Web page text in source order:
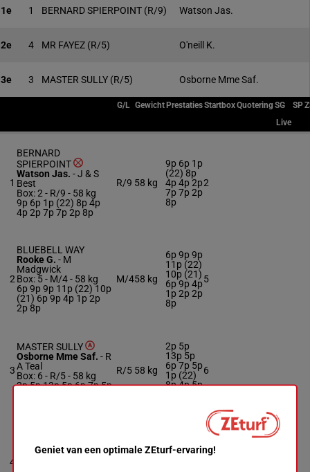
1e 1 BERNARD SPIERPOINT (R/9) Watson Jas.
2e 4 MR FAYEZ (R/5) O'neill K.
3e 3 MASTER SULLY (R/5) Osborne Mme Saf.
G/L Gewicht PrestatiesStartboxQuoteringSG SP
Live
1
BERNARD
SPIERPOINT
Watson Jas. -J & S
Best
Box: 2 - R/9 - 58 kg
9p 6p 1p (22) 8p 4p
4p 2p 7p 7p 2p 8p
R/9 58 kg
9p 6p 1p
(22) 8p
4p 4p 2p
7p 7p 2p
8p
2
2
BLUEBELL WAY
Rooke G. - M
Madgwick
Box: 5 - M/4 - 58 kg
6p 9p 9p 11p (22) 10p
(21) 6p 9p 4p 1p 2p
2p 8p
M/458 kg
6p 9p 9p
11p (22)
10p (21)
6p 9p 4p
1p 2p 2p
8p
5
3
MASTER SULLY
Osborne Mme Saf. - R
A Teal
Box: 6 - R/5 - 58 kg
2p 5p 13p 5p 6p 7p 5p
R/5 58 kg
2p 5p
13p 5p
6p 7p 5p
1p (22)
8p 4p 5p
6
4
Cunha
4p (22)
8p 12p
Geniet van een optimale ZEturf-ervaring!